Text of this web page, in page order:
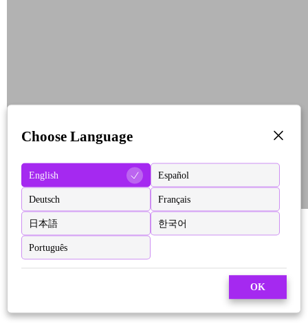
Choose Language
English Español
Deutsch Français
日本語 한국어
Português
OK